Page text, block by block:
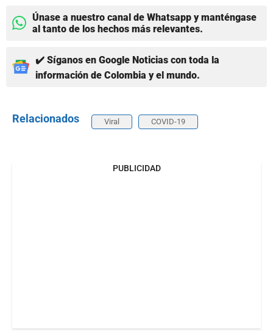
Únase a nuestro canal de Whatsapp y manténgase
al tanto de los hechos más relevantes.
✔️ Síganos en Google Noticias con toda la
información de Colombia y el mundo.
Relacionados Viral COVID-19
PUBLICIDAD